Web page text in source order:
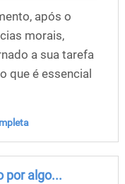
após o
morais,
a sua tarefa
que é essencial
por algo...